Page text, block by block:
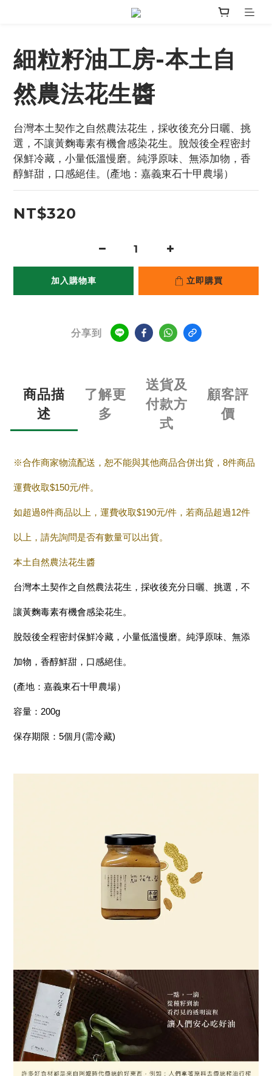
細粒籽油工房-本土自
然農法花生醬
台灣本土契作之自然農法花生，採收後充分日曬、挑
選，不讓黃麴毒素有機會感染花生。脫殼後全程密封
保鮮冷藏，小量低溫慢磨。純淨原味、無添加物，香
醇鮮甜，口感絕佳。(產地：嘉義東石十甲農場）
NT$320
加入購物車 立即購買
分享到
商品描
述
了解更
多
送貨及
付款方
式
顧客評
價
※合作商家物流配送，恕不能與其他商品合併出貨，8件商品
運費收取$150元/件。
如超過8件商品以上，運費收取$190元/件，若商品超過12件
以上，請先詢問是否有數量可以出貨。
本土自然農法花生醬
台灣本土契作之自然農法花生，採收後充分日曬、挑選，不
讓黃麴毒素有機會感染花生。
脫殼後全程密封保鮮冷藏，小量低溫慢磨。純淨原味、無添
加物，香醇鮮甜，口感絕佳。
(產地：嘉義東石十甲農場）
容量：200g
保存期限：5個月(需冷藏)